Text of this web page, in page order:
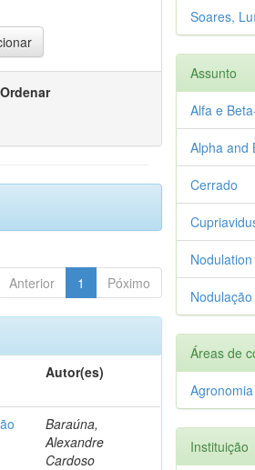
Ordenar
Anterior 1 Póximo
Autor(es)
Baraúna,
Alexandre
Cardoso
Soares,
Assunto
Alfa e
Alpha and
Cerrado
Nodulation
Nodulação
Áreas de
Agronomia
Instituição